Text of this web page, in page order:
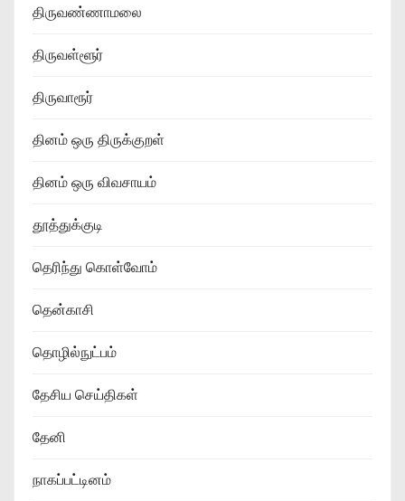
திருவண்ணாமலை
திருவள்ளூர்
திருவாரூர்
தினம் ஒரு திருக்குறள்
தினம் ஒரு விவசாயம்
தூத்துக்குடி
தெரிந்து கொள்வோம்
தென்காசி
தொழில்நுட்பம்
தேசிய செய்திகள்
தேனி
நாகப்பட்டினம்